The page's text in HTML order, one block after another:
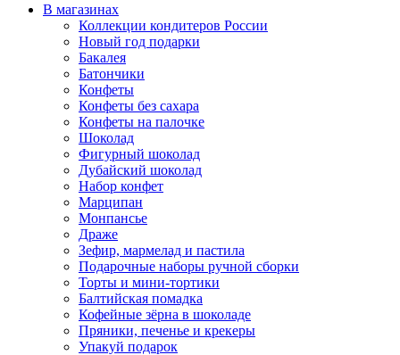
В магазинах
Коллекции кондитеров России
Новый год подарки
Бакалея
Батончики
Конфеты
Конфеты без сахара
Конфеты на палочке
Шоколад
Фигурный шоколад
Дубайский шоколад
Набор конфет
Марципан
Монпансье
Драже
Зефир, мармелад и пастила
Подарочные наборы ручной сборки
Торты и мини-тортики
Балтийская помадка
Кофейные зёрна в шоколаде
Пряники, печенье и крекеры
Упакуй подарок